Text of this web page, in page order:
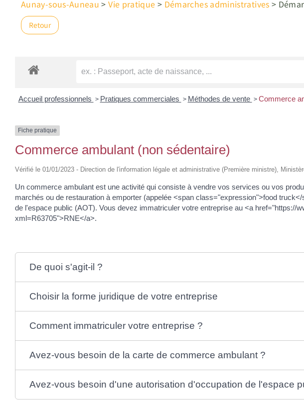
Aunay-sous-Auneau >Vie pratique > Démarches administratives >
Retour
Accueil professionnels > Pratiques commerciales > Méthodes de vente > Commerce
Fiche pratique
Commerce ambulant (non sédentaire)
Vérifié le 01/01/2023 - Direction de l'information légale et administrative (Première ministre),
Un commerce ambulant est une activité qui consiste à vendre vos services ou vos
marchés ou de restauration à emporter (appelée <span class="expression">food
de l'espace public (AOT). Vous devez immatriculer votre entreprise au <a
xml=R63705">RNE</a>.
De quoi s'agit-il ?
Choisir la forme juridique de votre entreprise
Comment immatriculer votre entreprise ?
Avez-vous besoin de la carte de commerce ambulant ?
Avez-vous besoin d'une autorisation d'occupation de l'espace